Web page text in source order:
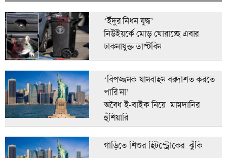
‘ইঁদুর নিধন যুদ্ধ’
নিউইয়র্কে মোড় ঘোরাচ্ছে এবার
ঢাকনাযুক্ত ডাস্টবিন
‘বিপজ্জনক যানবাহন বরদাশত করতে
পারি না’
অবৈধ ই-বাইক নিয়ে মামদানির
হুঁশিয়ারি
গাড়িতে শিশুর হিটস্ট্রোকের ঝুঁকি